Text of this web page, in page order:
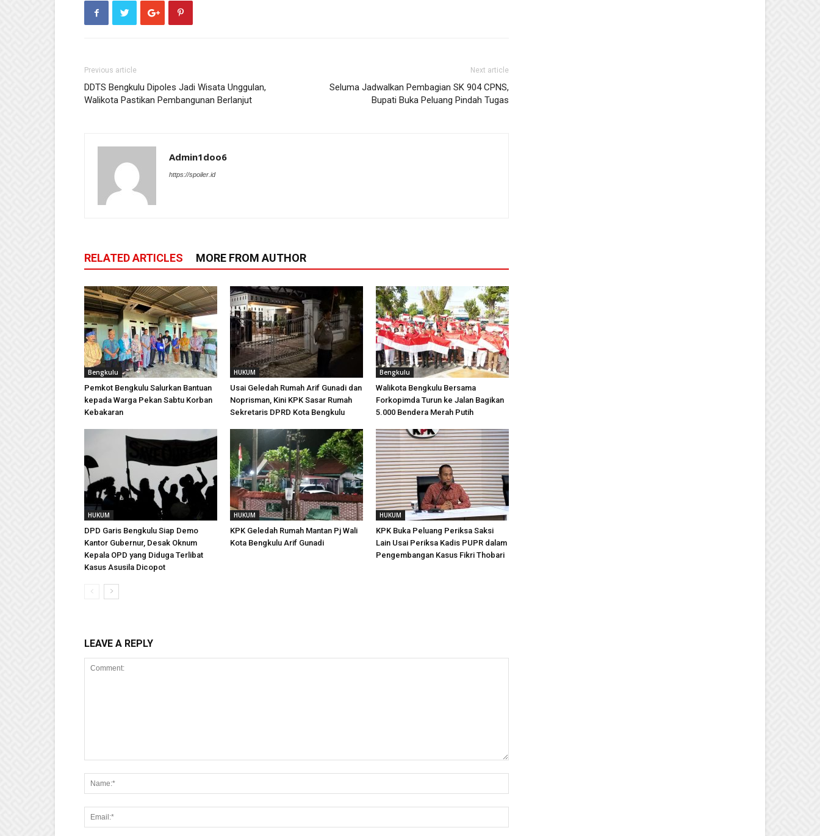
Previous article
DDTS Bengkulu Dipoles Jadi Wisata Unggulan,
Walikota Pastikan Pembangunan Berlanjut
Next article
Seluma Jadwalkan Pembagian SK 904 CPNS,
Bupati Buka Peluang Pindah Tugas
Admin1doo6
https://spoiler.id
RELATED ARTICLES MORE FROM AUTHOR
Bengkulu
Pemkot Bengkulu Salurkan Bantuan
kepada Warga Pekan Sabtu Korban
Kebakaran
HUKUM
Usai Geledah Rumah Arif Gunadi dan
Noprisman, Kini KPK Sasar Rumah
Sekretaris DPRD Kota Bengkulu
Bengkulu
Walikota Bengkulu Bersama
Forkopimda Turun ke Jalan Bagikan
5.000 Bendera Merah Putih
HUKUM
DPD Garis Bengkulu Siap Demo
Kantor Gubernur, Desak Oknum
Kepala OPD yang Diduga Terlibat
Kasus Asusila Dicopot
HUKUM
KPK Geledah Rumah Mantan Pj Wali
Kota Bengkulu Arif Gunadi
HUKUM
KPK Buka Peluang Periksa Saksi
Lain Usai Periksa Kadis PUPR dalam
Pengembangan Kasus Fikri Thobari
LEAVE A REPLY